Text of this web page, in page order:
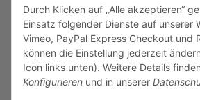
MARKENWELT
SERVICE
Durch Klicken auf „Alle akzeptieren“
Einsatz folgender Dienste auf unserer
Vimeo, PayPal Express Checkout und
können die Einstellung jederzeit
Icon links unten). Weitere Details
Konfigurieren und in unserer